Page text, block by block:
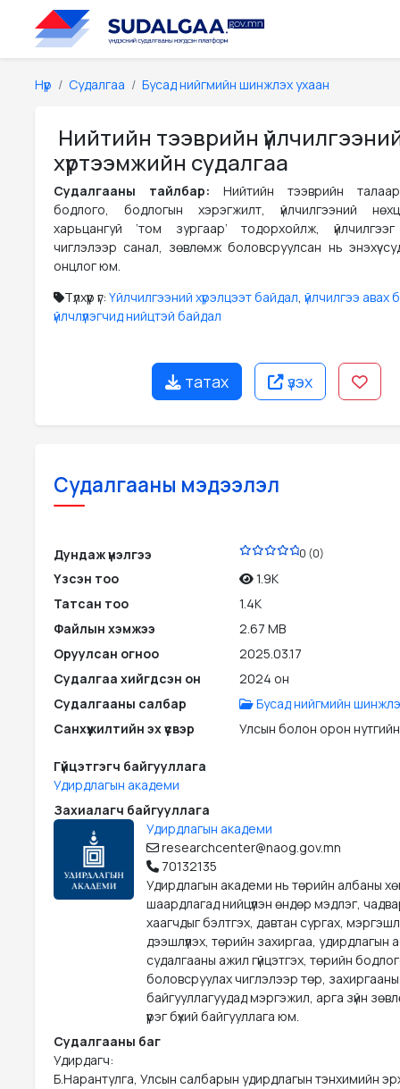
Нүүр Судалгаа Бусад нийгмийн шинжлэх ухаан
Нийтийн тээврийн
хүртээмжийн судалгаа
Судалгааны тайлбар: Нийтийн тээврийн
бодлого, бодлогын хэрэгжилт, үйлчилгээний
харьцангуй ‘том зургаар’ тодорхойлж,
чиглэлээр санал, зөвлөмж боловсруулсан нь энэхүү
онцлог юм.
Түлхүүр үг: Үйлчилгээний хүрэлцээт байдал, үйлчилгээ
үйлчлүүлэгчид нийцтэй байдал
татах үзэх
Судалгааны мэдээлэл
Дундаж үнэлгээ 0 (0)
Үзсэн тоо
1.9K
Татсан тоо
1.4K
Файлын хэмжээ
2.67 MB
Оруулсан огноо
2025.03.17
Судалгаа хийгдсэн он
2024 он
Судалгааны салбар
Бусад нийгмийн
Санхүүжилтийн эх үүсвэр
Улсын болон орон
Гүйцэтгэгч байгууллага
Удирдлагын академи
Захиалагч байгууллага
Удирдлагын академи
researchcenter@naog.gov.mn
70132135
Удирдлагын академи нь төрийн албаны
шаардлагад нийцүүлэн өндөр мэдлэг,
хаагчдыг бэлтгэх, давтан сургах,
дээшлүүлэх, төрийн захиргаа, удирдлагын
судалгааны ажил гүйцэтгэх, төрийн
боловсруулах чиглэлээр төр, захиргааны
байгууллагуудад мэргэжил, арга зүйн
үүрэг бүхий байгууллага юм.
Судалгааны баг
Удирдагч:
Б.Нарантулга, Улсын салбарын удирдлагын тэнхимийн